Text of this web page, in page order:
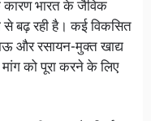
भारत के जैविक
से बढ़ रही है। कई विकसित
और रसायन-मुक्त खाद्य
को पूरा करने के लिए